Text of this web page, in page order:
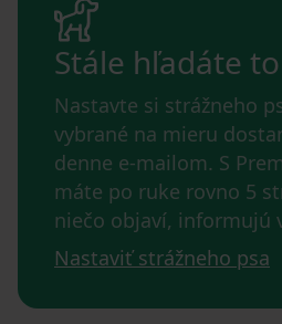
Stále hľadáte
Nastavte si strážneho
vybrané na mieru
denne e-mailom. S
máte po ruke rovno 5
niečo objaví, informujú
Nastaviť strážneho psa